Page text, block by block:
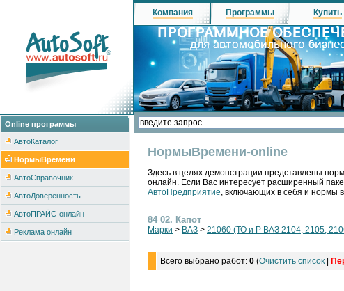
Online программы
АвтоКаталог
НормыВремени
АвтоСправочник
АвтоДоверенность
АвтоПРАЙС-онлайн
Реклама онлайн
Компания Программы Купить
НормыВремени-online
Здесь в целях демонстрации представлены
онлайн. Если Вас интересует расширенный
АвтоПредприятие, включающих в себя и нормы
84 02. Капот
Марки > ВАЗ > 21060 (ТО и Р ВАЗ 2104, 2105,
Всего выбрано работ: 0 (Очистить список |